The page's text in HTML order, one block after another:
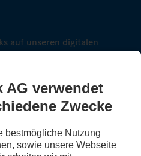
auf unseren digitalen